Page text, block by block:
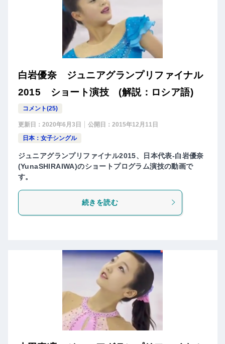
白岩優奈 ジュニアグランプリファイナル
2015 ショート演技 (解説：ロシア語)
コメント(25)
更新日： 2020年6月3日 公開日： 2015年12月11日
日本：女子シングル
ジュニアグランプリファイナル2015、日本代表-白岩優奈
(YunaSHIRAIWA)のショートプログラム演技の動画で
す。
続きを読む